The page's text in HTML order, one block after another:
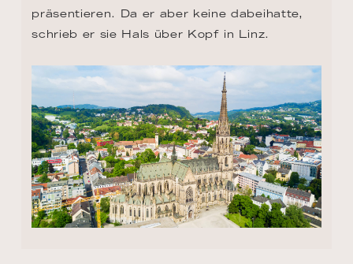
präsentieren. Da er aber keine dabeihatte,
schrieb er sie Hals über Kopf in Linz.